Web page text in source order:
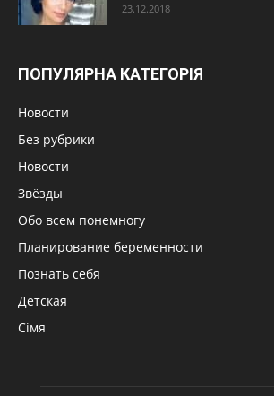
23.12.2018
ПОПУЛЯРНА КАТЕГОРІЯ
Новости
Без рубрики
Новости
Звёзды
Обо всем понемногу
Планирование беременности
Познать себя
Детская
Сімя